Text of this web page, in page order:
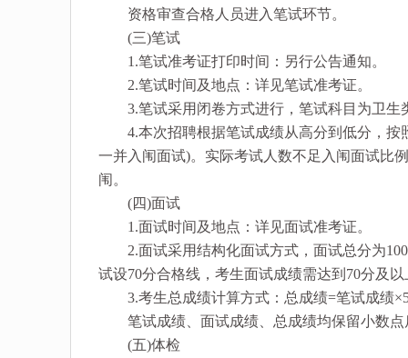
资格审查合格人员进入笔试环节。
(三)笔试
1.笔试准考证打印时间：另行公告通知。
2.笔试时间及地点：详见笔试准考证。
3.笔试采用闭卷方式进行，笔试科目为卫生
4.本次招聘根据笔试成绩从高分到低分，按
一并入闱面试)。实际考试人数不足入闱面试比
闱。
(四)面试
1.面试时间及地点：详见面试准考证。
2.面试采用结构化面试方式，面试总分为100
试设70分合格线，考生面试成绩需达到70分及
3.考生总成绩计算方式：总成绩=笔试成绩
笔试成绩、面试成绩、总成绩均保留小数点
(五)体检